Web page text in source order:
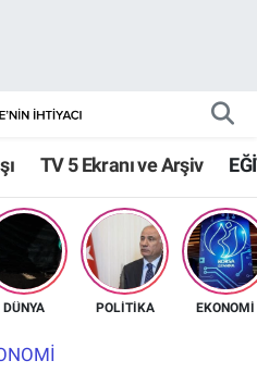
TV 5 Ekranı ve Arşiv
DÜNYA POLİTİKA EKONOMİ